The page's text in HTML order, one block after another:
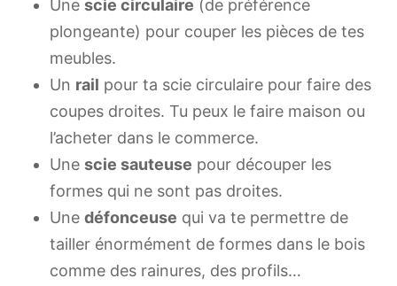
Une scie circulaire (de préférence
plongeante) pour couper les pièces de tes
meubles.
Un rail pour ta scie circulaire pour faire des
coupes droites. Tu peux le faire maison ou
l’acheter dans le commerce.
Une scie sauteuse pour découper les
formes qui ne sont pas droites.
Une défonceuse qui va te permettre de
tailler énormément de formes dans le bois
comme des rainures, des profils…